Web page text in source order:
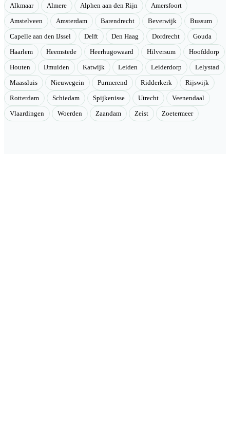
Alkmaar Almere Alphen aan den Rijn Amersfoort
Amstelveen Amsterdam Barendrecht Beverwijk Bussum
Capelle aan den IJssel Delft Den Haag Dordrecht Gouda
Haarlem Heemstede Heerhugowaard Hilversum Hoofddorp
Houten IJmuiden Katwijk Leiden Leiderdorp Lelystad
Maassluis Nieuwegein Purmerend Ridderkerk Rijswijk
Rotterdam Schiedam Spijkenisse Utrecht Veenendaal
Vlaardingen Woerden Zaandam Zeist Zoetermeer